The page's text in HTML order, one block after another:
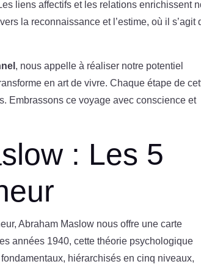
liens affectifs et les relations enrichissent
la reconnaissance et l’estime, où il s’agit
, nous appelle à réaliser notre potentiel
en art de vivre. Chaque étape de
Embrassons ce voyage avec conscience et
: Les 5
Abraham Maslow nous offre une carte
années 1940, cette théorie psychologique
hiérarchisés en cinq niveaux,